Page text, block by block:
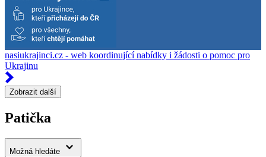
nasiukrajinci.cz - web koordinující nabídky i žádosti o pomoc pro
Ukrajinu
Zobrazit další
Patička
Možná hledáte